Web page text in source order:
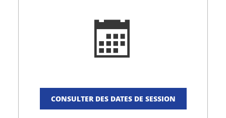
CONSULTER DES DATES DE SESSION